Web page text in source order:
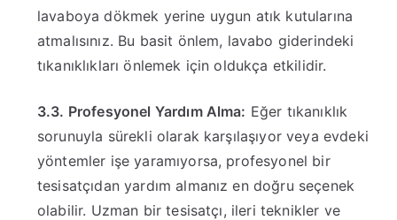
lavaboya dökmek yerine uygun atık kutularına
atmalısınız. Bu basit önlem, lavabo giderindeki
tıkanıklıkları önlemek için oldukça etkilidir.
3.3. Profesyonel Yardım Alma: Eğer tıkanıklık
sorunuyla sürekli olarak karşılaşıyor veya evdeki
yöntemler işe yaramıyorsa, profesyonel bir
tesisatçıdan yardım almanız en doğru seçenek
olabilir. Uzman bir tesisatçı, ileri teknikler ve